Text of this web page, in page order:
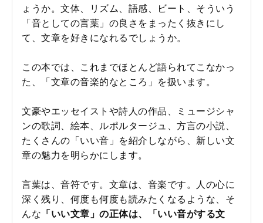
ょうか。文体、リズム、語感、ビート、そういう
「音としての言葉」の良さをまったく抜きにし
て、文章を好きになれるでしょうか。
この本では、これまでほとんど語られてこなかっ
た、「文章の音楽的なところ」を扱います。
文豪やエッセイストや詩人の作品、ミュージシャ
ンの歌詞、絵本、ルポルタージュ、方言の小説、
たくさんの「いい音」を紹介しながら、新しい文
章の魅力を明らかにします。
言葉は、音符です。文章は、音楽です。人の心に
深く残り、何度も何度も読みたくなるような、そ
んな 「いい文章」の正体は、「いい音がする文